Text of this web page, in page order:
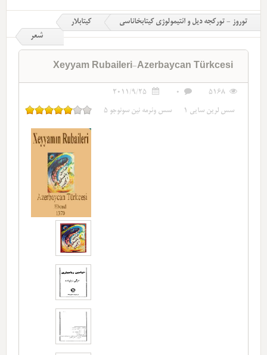
توروز - تورکجه دیل و ائتیمولوژی کیتابخاناسی
کیتابلار
شعر
Xeyyam Rubaileri-Azerbaycan Türkcesi
5168
0
2011/9/25
سس لرین سایی 1 سس وئرمه نین سونوجو 5